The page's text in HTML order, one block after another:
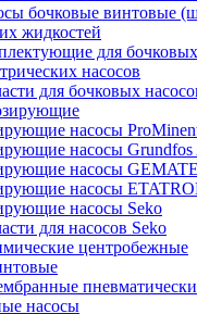
бочковые винтовые
жидкостей
для бочковых
насосов
для бочковых
насосы
насосы
насосы
насосы
насосы Seko
для насосов Seko
центробежные
насосы